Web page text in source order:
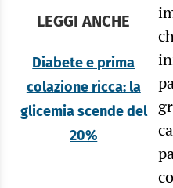
LEGGI ANCHE
Diabete e prima
colazione ricca: la
glicemia scende del
20%